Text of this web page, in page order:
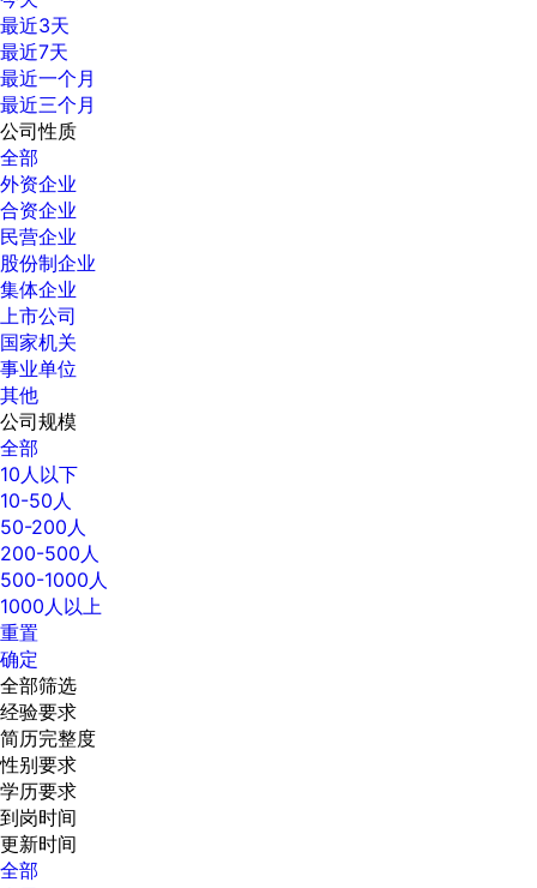
最近3天
最近7天
最近一个月
最近三个月
公司性质
全部
外资企业
合资企业
民营企业
股份制企业
集体企业
上市公司
国家机关
事业单位
其他
公司规模
全部
10人以下
10-50人
50-200人
200-500人
500-1000人
1000人以上
重置
确定
全部筛选
经验要求
简历完整度
性别要求
学历要求
到岗时间
更新时间
全部